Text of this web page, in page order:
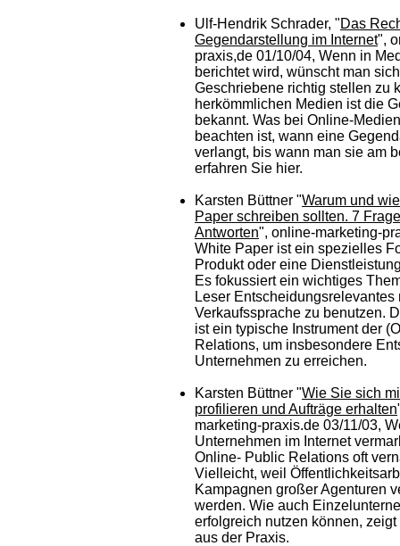
Ulf-Hendrik Schrader, "Das
Gegendarstellung im Internet",
praxis,de 01/10/04, Wenn in
berichtet wird, wünscht man
Geschriebene richtig stellen zu
herkömmlichen Medien ist die
bekannt. Was bei Online-
beachten ist, wann eine
verlangt, bis wann man sie am
erfahren Sie hier.
Karsten Büttner "Warum und
Paper schreiben sollten. 7
Antworten", online-marketing-
White Paper ist ein spezielles
Produkt oder eine
Es fokussiert ein wichtiges
Leser Entscheidungsrelevantes
Verkaufssprache zu benutzen.
ist ein typische Instrument der
Relations, um insbesondere
Unternehmen zu erreichen.
Karsten Büttner "Wie Sie sich
profilieren und Aufträge erhalten
marketing-praxis.de 03/11/03,
Unternehmen im Internet
Online- Public Relations oft
Vielleicht, weil
Kampagnen großer Agenturen
werden. Wie auch
erfolgreich nutzen können,
aus der Praxis.